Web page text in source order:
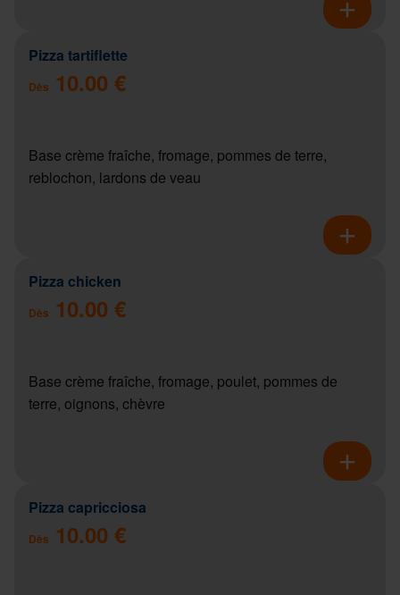
Pizza tartiflette
Dès 10.00 €
Base crème fraîche, fromage, pommes de terre,
reblochon, lardons de veau
Pizza chicken
Dès 10.00 €
Base crème fraîche, fromage, poulet, pommes de
terre, oignons, chèvre
Pizza capricciosa
Dès 10.00 €